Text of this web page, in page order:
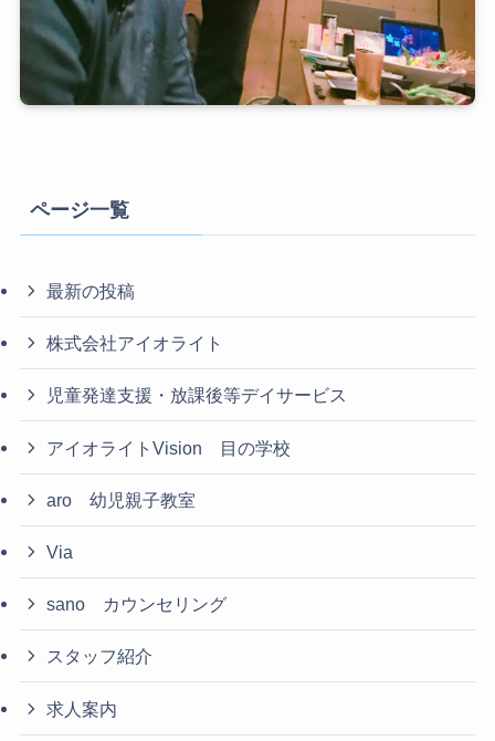
ページ一覧
最新の投稿
株式会社アイオライト
児童発達支援・放課後等デイサービス
アイオライトVision 目の学校
aro 幼児親子教室
Via
sano カウンセリング
スタッフ紹介
求人案内